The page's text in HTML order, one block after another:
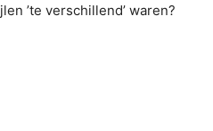
’te verschillend’ waren?